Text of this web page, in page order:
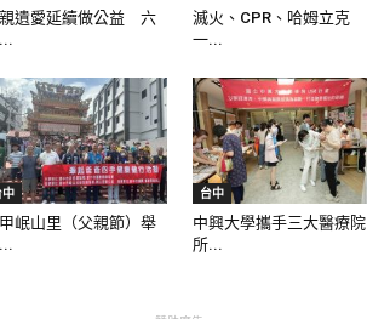
遺愛延續做公益 六
滅火、CPR、哈姆立克
一...
中
岷山里（父親節）舉
台中
中興大學攜手三大醫療院
所...